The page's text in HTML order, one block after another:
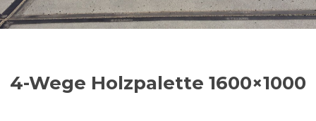
4-Wege Holzpalette 1600×1000